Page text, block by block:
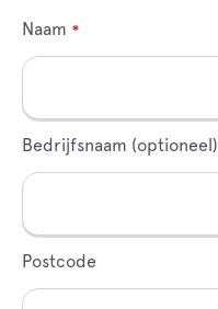
Naam
Bedrijfsnaam (optioneel)
Postcode